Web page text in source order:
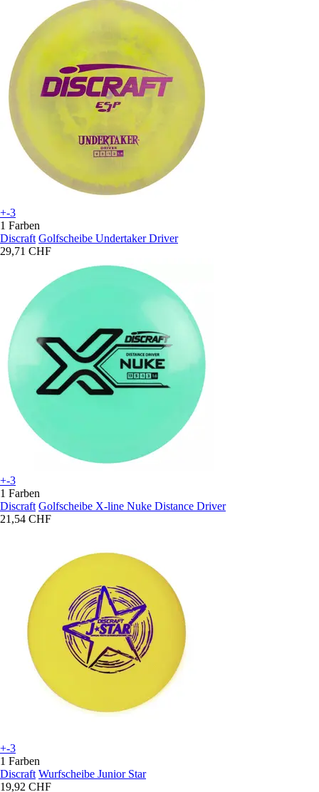
+-3
1 Farben
Discraft Golfscheibe Undertaker Driver
29,71 CHF
+-3
1 Farben
Discraft Golfscheibe X-line Nuke Distance Driver
21,54 CHF
+-3
1 Farben
Discraft Wurfscheibe Junior Star
19,92 CHF